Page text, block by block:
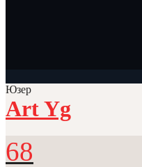
Юзер
Art Yg
68